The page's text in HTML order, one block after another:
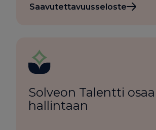
Saavutettavuusseloste
Solveon Talentti
hallintaan